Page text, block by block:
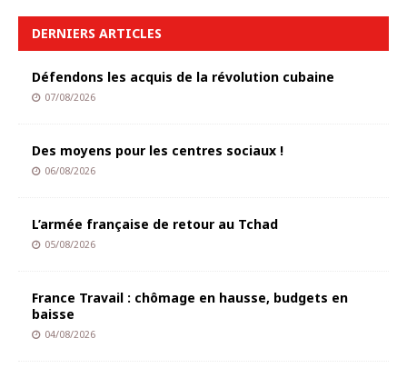
DERNIERS ARTICLES
Défendons les acquis de la révolution cubaine
07/08/2026
Des moyens pour les centres sociaux !
06/08/2026
L’armée française de retour au Tchad
05/08/2026
France Travail : chômage en hausse, budgets en
baisse
04/08/2026